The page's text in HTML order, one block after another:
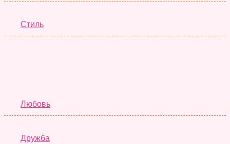
Стиль
Любовь
Дружба